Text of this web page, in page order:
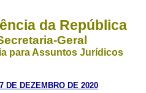
da República
Geral
para Assuntos Jurídicos
DE DEZEMBRO DE 2020